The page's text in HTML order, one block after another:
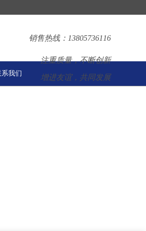
销售热线：13805736116
注重质量，不断创新
增进友谊，共同发展
系我们